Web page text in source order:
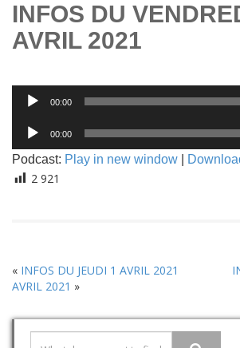
INFOS DU
AVRIL 2021
Lecteur
audio
00:00
Lecteur
audio
00:00
Podcast: Play in new window
2 921
« INFOS DU JEUDI 1 AVRIL 2021
AVRIL 2021 »